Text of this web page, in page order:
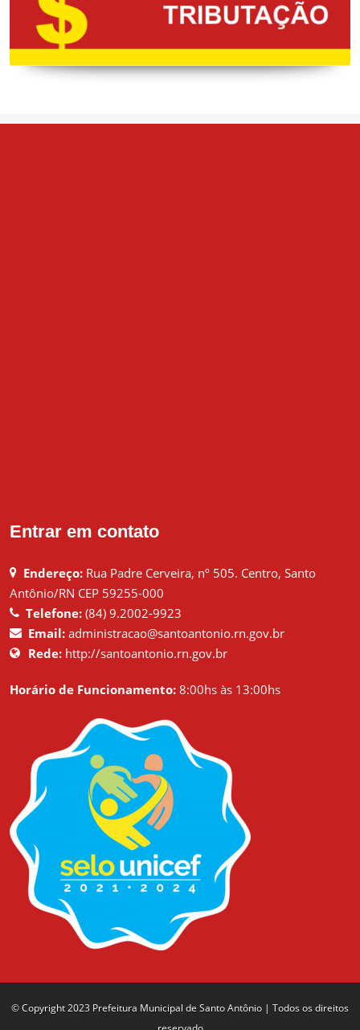
Entrar em contato
Endereço: Rua Padre Cerveira, nº 505. Centro, Santo
Antônio/RN CEP 59255-000
Telefone: (84) 9.2002-9923
Email: administracao@santoantonio.rn.gov.br
Rede: http://santoantonio.rn.gov.br
Horário de Funcionamento: 8:00hs às 13:00hs
© Copyright 2023 Prefeitura Municipal de Santo Antônio | Todos os direitos